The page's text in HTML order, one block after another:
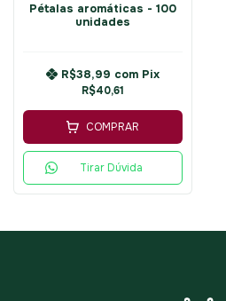
Pétalas aromáticas - 100
unidades
R$40,61
R$38,99 com Pix
COMPRAR
Tirar Dúvida